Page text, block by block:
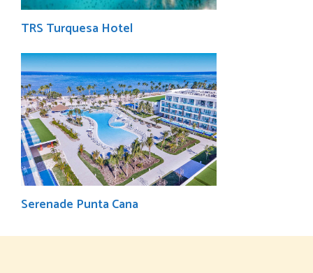
TRS Turquesa Hotel
Serenade Punta Cana